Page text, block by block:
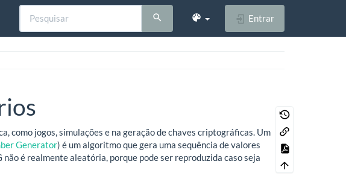
Entrar
jogos, simulações e na geração de chaves criptográficas. Um
Generator) é um algoritmo que gera uma sequência de valores
é realmente aleatória, porque pode ser reproduzida caso seja